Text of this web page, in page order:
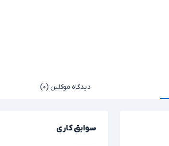
دیدگاه موکلین (۰)
سوابق کاری